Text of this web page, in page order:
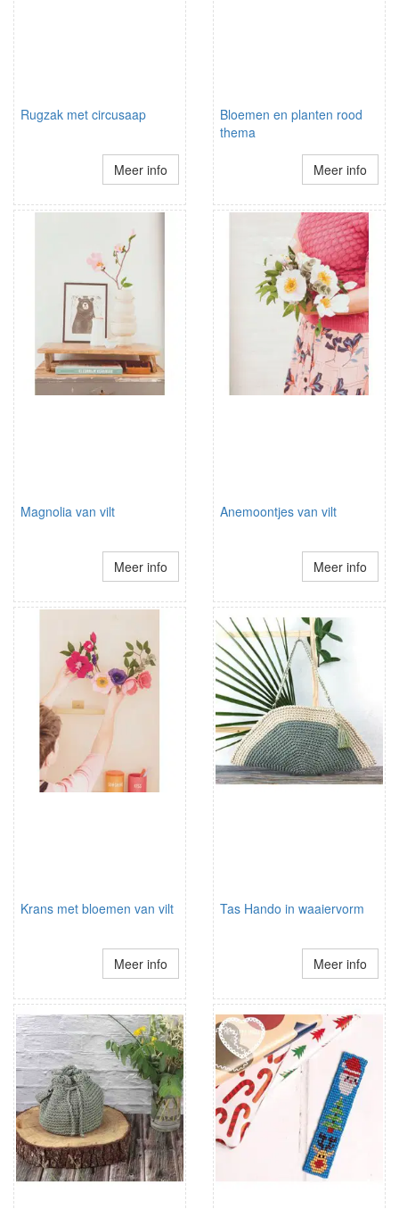
Rugzak met circusaap
Meer info
Bloemen en planten rood
thema
Meer info
Magnolia van vilt
Meer info
Anemoontjes van vilt
Meer info
Krans met bloemen van vilt
Meer info
Tas Hando in waaiervorm
Meer info